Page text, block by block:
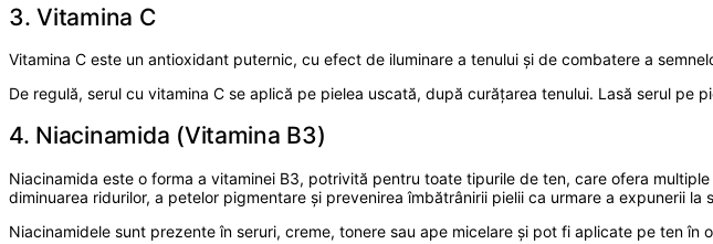
3. Vitamina C
Vitamina C este un antioxidant puternic, cu efect de iluminare a tenului și de combatere a
De regulă, serul cu vitamina C se aplică pe pielea uscată, după curățarea tenului. Lasă serul
4. Niacinamida (Vitamina B3)
Niacinamida este o forma a vitaminei B3, potrivită pentru toate tipurile de ten, care ofera
diminuarea ridurilor, a petelor pigmentare și prevenirea îmbătrânirii pielii ca urmare a expunerii la
Niacinamidele sunt prezente în seruri, creme, tonere sau ape micelare și pot fi aplicate pe ten în